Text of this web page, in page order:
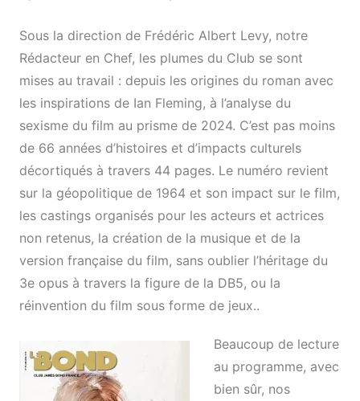
Sous la direction de Frédéric Albert Levy, notre
Rédacteur en Chef, les plumes du Club se sont
mises au travail : depuis les origines du roman avec
les inspirations de Ian Fleming, à l’analyse du
sexisme du film au prisme de 2024. C’est pas moins
de 66 années d’histoires et d’impacts culturels
décortiqués à travers 44 pages. Le numéro revient
sur la géopolitique de 1964 et son impact sur le film,
les castings organisés pour les acteurs et actrices
non retenus, la création de la musique et de la
version française du film, sans oublier l’héritage du
3e opus à travers la figure de la DB5, ou la
réinvention du film sous forme de jeux..
Beaucoup de lecture
au programme, avec
bien sûr, nos